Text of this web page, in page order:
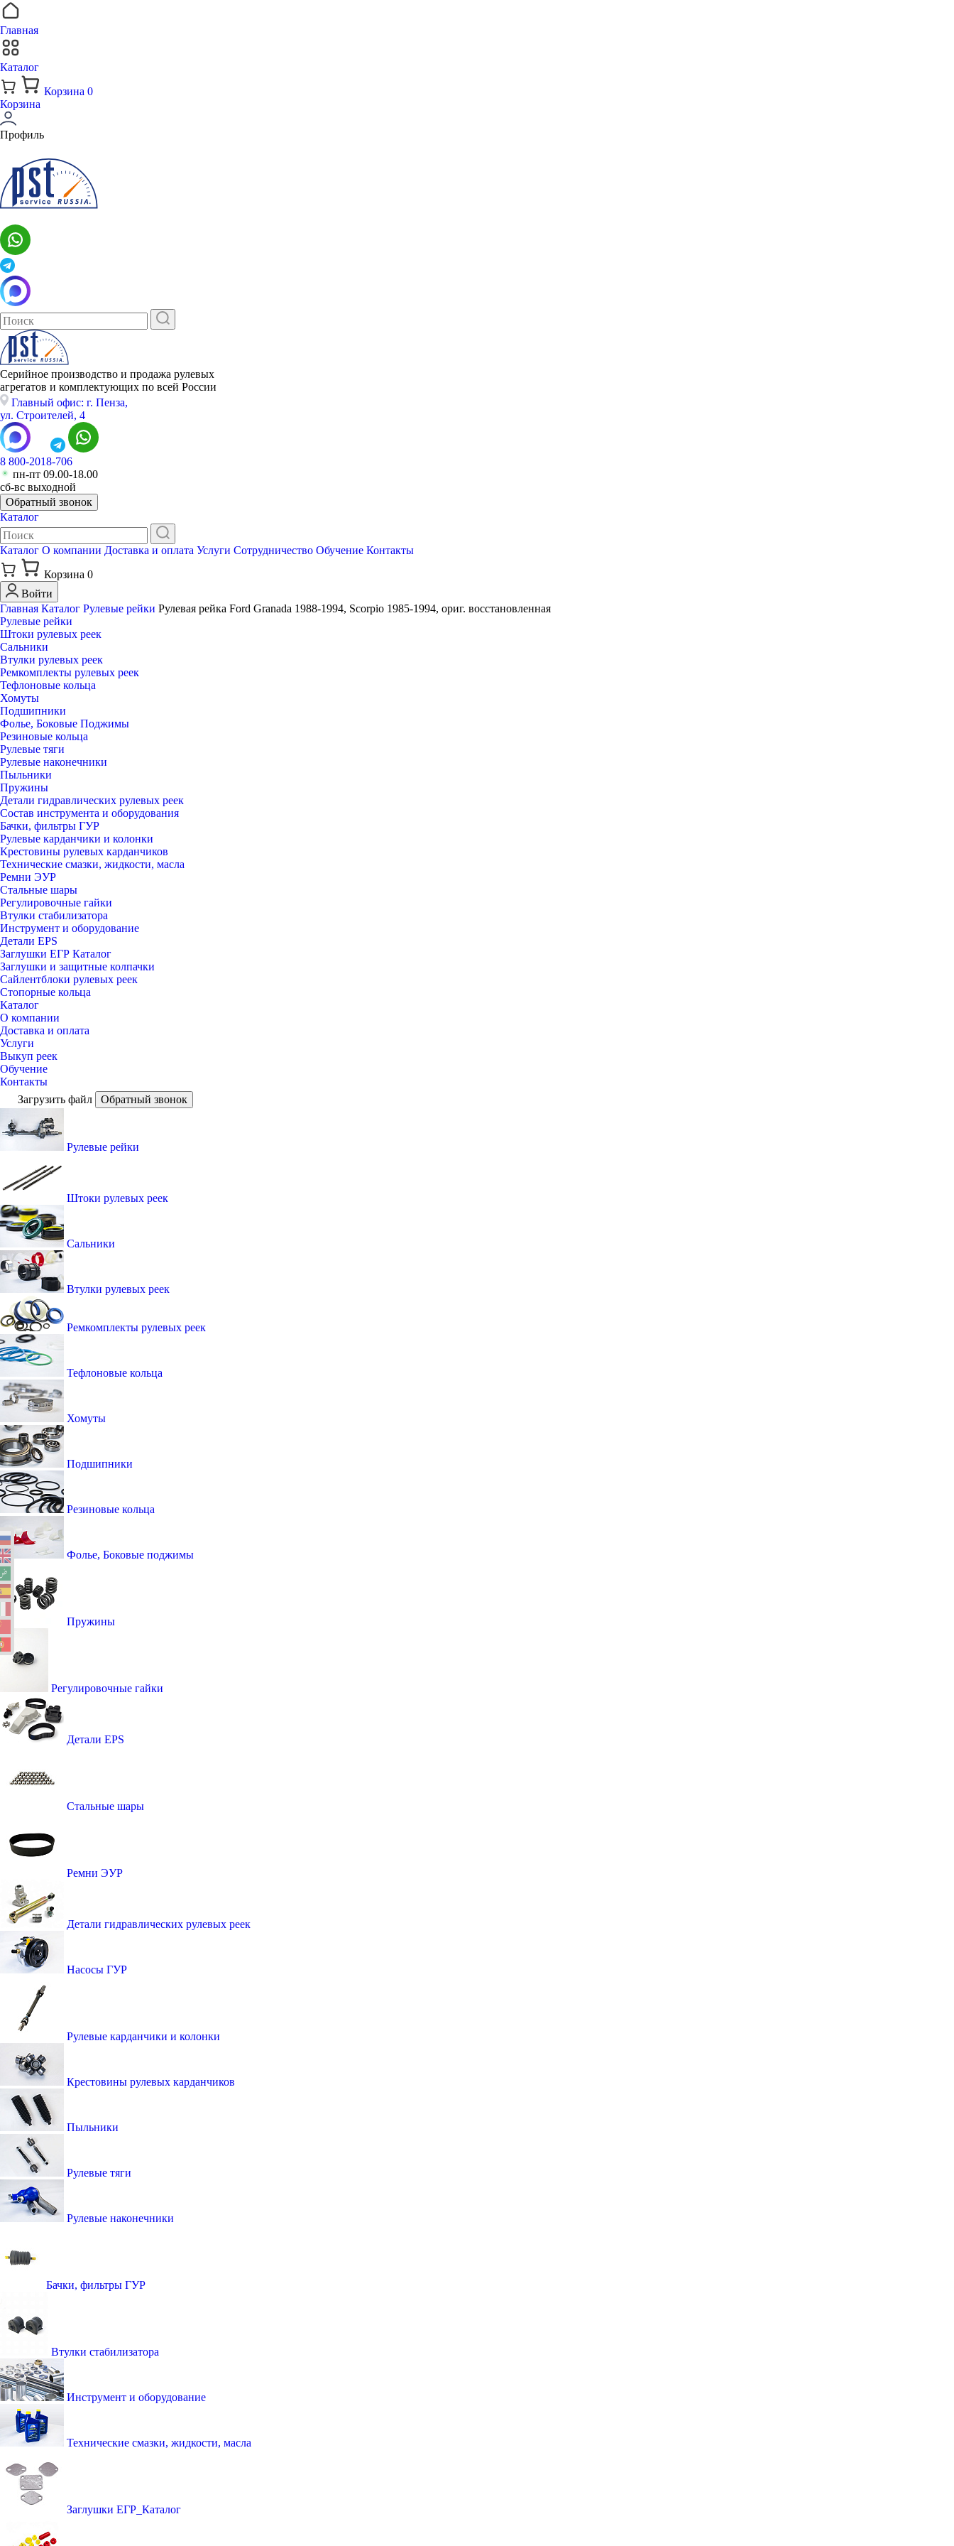
Главная
Каталог
Корзина 0
Корзина
Профиль
Серийное производство и продажа рулевых
агрегатов и комплектующих по всей России
Главный офис: г. Пенза,
ул. Строителей, 4
8 800-2018-706
пн-пт 09.00-18.00
сб-вс выходной
Обратный звонок
Каталог
Каталог О компании Доставка и оплата Услуги Сотрудничество Обучение Контакты
Корзина 0
Войти
Главная Каталог Рулевые рейки Рулевая рейка Ford Granada 1988-1994, Scorpio 1985-1994, ориг. восстановленная
Рулевые рейки
Штоки рулевых реек
Сальники
Втулки рулевых реек
Ремкомплекты рулевых реек
Тефлоновые кольца
Хомуты
Подшипники
Фолье, Боковые Поджимы
Резиновые кольца
Рулевые тяги
Рулевые наконечники
Пыльники
Пружины
Детали гидравлических рулевых реек
Состав инструмента и оборудования
Бачки, фильтры ГУР
Рулевые карданчики и колонки
Крестовины рулевых карданчиков
Технические смазки, жидкости, масла
Ремни ЭУР
Стальные шары
Регулировочные гайки
Втулки стабилизатора
Инструмент и оборудование
Детали EPS
Заглушки ЕГР Каталог
Заглушки и защитные колпачки
Сайлентблоки рулевых реек
Стопорные кольца
Каталог
О компании
Доставка и оплата
Услуги
Выкуп реек
Обучение
Контакты
Загрузить файл
Обратный звонок
Рулевые рейки
Штоки рулевых реек
Сальники
Втулки рулевых реек
Ремкомплекты рулевых реек
Тефлоновые кольца
Хомуты
Подшипники
Резиновые кольца
Фолье, Боковые поджимы
Пружины
Регулировочные гайки
Детали EPS
Стальные шары
Ремни ЭУР
Детали гидравлических рулевых реек
Насосы ГУР
Рулевые карданчики и колонки
Крестовины рулевых карданчиков
Пыльники
Рулевые тяги
Рулевые наконечники
Бачки, фильтры ГУР
Втулки стабилизатора
Инструмент и оборудование
Технические смазки, жидкости, масла
Заглушки ЕГР_Каталог